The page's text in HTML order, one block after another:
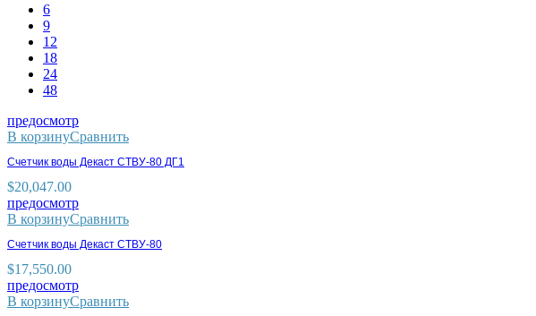
6
9
12
18
24
48
предосмотр
В корзинуСравнить
Счетчик воды Декаст СТВУ-80 ДГ1
$20,047.00
предосмотр
В корзинуСравнить
Счетчик воды Декаст СТВУ-80
$17,550.00
предосмотр
В корзинуСравнить